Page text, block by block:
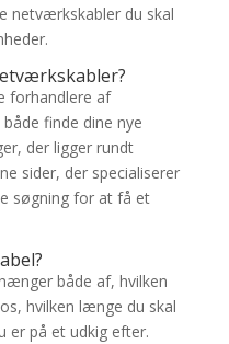
netværkskabler du skal
forhandlere af
finde dine nye
der ligger rundt
sider, der specialiserer
søgning for at få et
både af, hvilken
hvilken længe du skal
er på et udkig efter.